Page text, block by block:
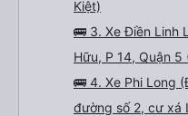
Kiệt)
🚌 3. Xe Điền Linh
Hữu, P 14, Quận 5
🚌 4. Xe Phi Long
đường số 2, cư xá